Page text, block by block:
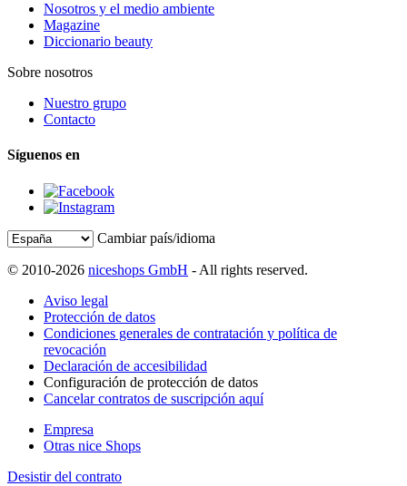
Nosotros y el medio ambiente
Magazine
Diccionario beauty
Sobre nosotros
Nuestro grupo
Contacto
Síguenos en
Cambiar país/idioma
© 2010-2026 niceshops GmbH - All rights reserved.
Aviso legal
Protección de datos
Condiciones generales de contratación y política de
revocación
Declaración de accesibilidad
Configuración de protección de datos
Cancelar contratos de suscripción aquí
Empresa
Otras nice Shops
Desistir del contrato